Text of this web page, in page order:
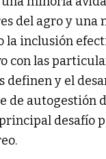
del agro y una
la inclusión
con las
definen y el
de autogestión
desafío